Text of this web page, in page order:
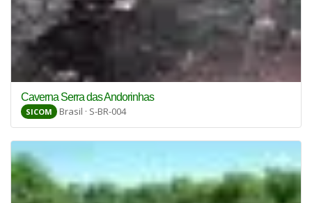
Caverna Serra das Andorinhas
SICOM Brasil · S-BR-004